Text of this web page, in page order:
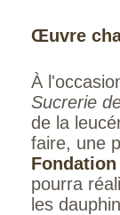
Œuvre
À
Sucrerie
de la
faire, une
pourra
les